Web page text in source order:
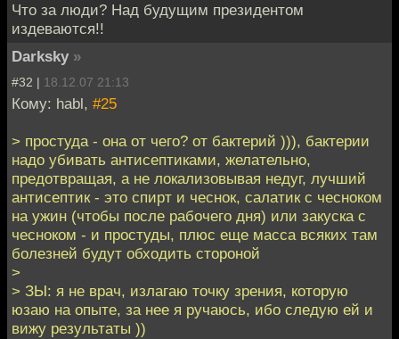
Что за люди? Над будущим президентом
издеваются!!
Darksky »
#32 | 18.12.07 21:13
Кому: habl, #25
> простуда - она от чего? от бактерий ))), бактерии
надо убивать антисептиками, желательно,
предотвращая, а не локализовывая недуг, лучший
антисептик - это спирт и чеснок, салатик с чесноком
на ужин (чтобы после рабочего дня) или закуска с
чесноком - и простуды, плюс еще масса всяких там
болезней будут обходить стороной
>
> ЗЫ: я не врач, излагаю точку зрения, которую
юзаю на опыте, за нее я ручаюсь, ибо следую ей и
вижу результаты ))